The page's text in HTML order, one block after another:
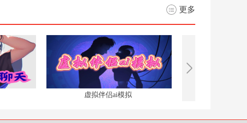
更多
虚拟伴侣ai模拟